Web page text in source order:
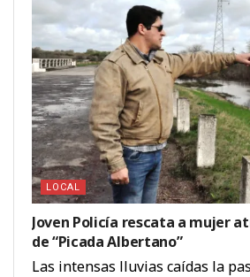
LOCAL
Joven Policía rescata a mujer
de “Picada Albertano”
Las intensas lluvias caídas la